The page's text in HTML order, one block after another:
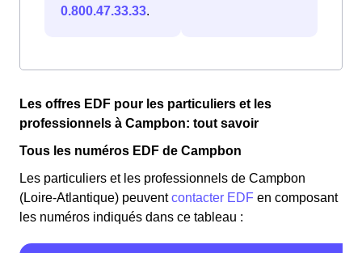
0.800.47.33.33.
Les offres EDF pour les particuliers et les
professionnels à Campbon: tout savoir
Tous les numéros EDF de Campbon
Les particuliers et les professionnels de Campbon
(Loire-Atlantique) peuventcontacter EDF en composant
les numéros indiqués dans ce tableau :